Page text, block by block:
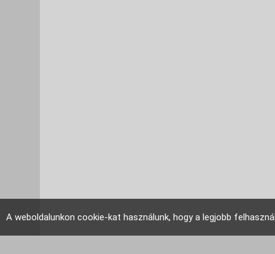
A weboldalunkon cookie-kat használunk, hogy a legjobb